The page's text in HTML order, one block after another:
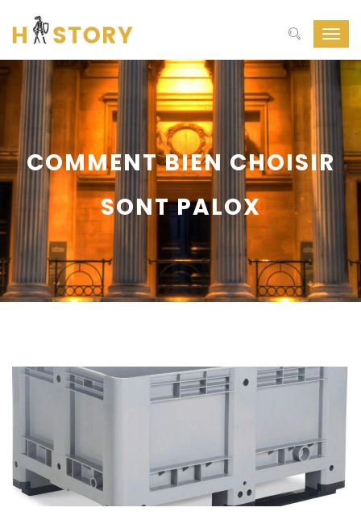
COMMENT BIEN CHOISIR
SONT PALOX